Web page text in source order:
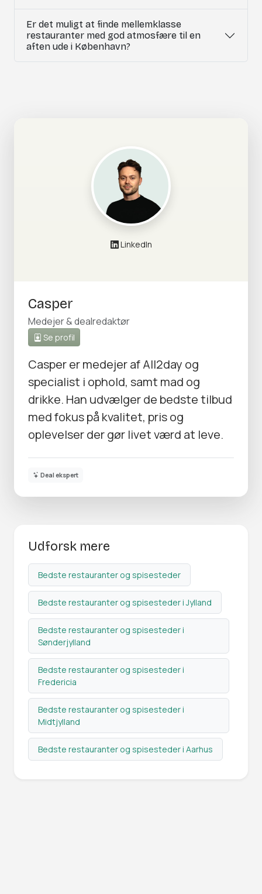
Er det muligt at finde mellemklasse
restauranter med god atmosfære til en
aften ude i København?
LinkedIn
Casper
Medejer & dealredaktør
Se profil
Casper er medejer af All2day og
specialist i ophold, samt mad og
drikke. Han udvælger de bedste tilbud
med fokus på kvalitet, pris og
oplevelser der gør livet værd at leve.
Deal ekspert
Udforsk mere
Bedste restauranter og spisesteder
Bedste restauranter og spisesteder i Jylland
Bedste restauranter og spisesteder i
Sønderjylland
Bedste restauranter og spisesteder i
Fredericia
Bedste restauranter og spisesteder i
Midtjylland
Bedste restauranter og spisesteder i Aarhus